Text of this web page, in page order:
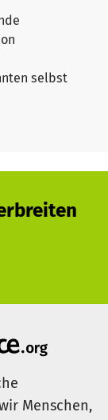
Station "
zu
mit einem
und
selbst
Menschen,